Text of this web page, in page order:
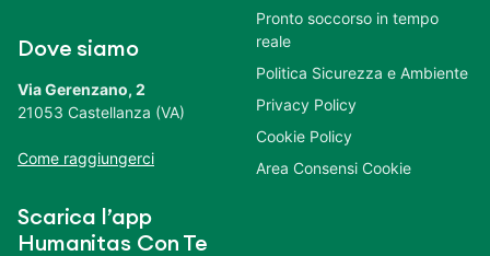
Dove siamo
Via Gerenzano, 2
21053 Castellanza (VA)
Come raggiungerci
Scarica l’app
Humanitas Con Te
Pronto soccorso in tempo
reale
Politica Sicurezza e Ambiente
Privacy Policy
Cookie Policy
Area Consensi Cookie